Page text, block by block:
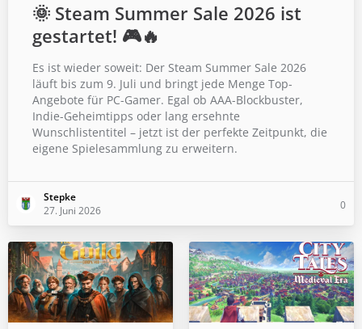
🌞 Steam Summer Sale 2026 ist
gestartet! 🎮🔥
Es ist wieder soweit: Der Steam Summer Sale 2026
läuft bis zum 9. Juli und bringt jede Menge Top-
Angebote für PC-Gamer. Egal ob AAA-Blockbuster,
Indie-Geheimtipps oder lang ersehnte
Wunschlistentitel – jetzt ist der perfekte Zeitpunkt, die
eigene Spielesammlung zu erweitern.
Stepke
27. Juni 2026
0